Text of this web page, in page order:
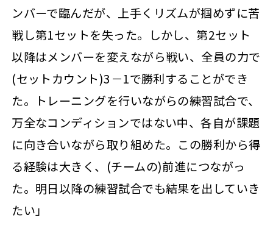
ンバーで臨んだが、上手くリズムが掴めずに苦
戦し第1セットを失った。しかし、第2セット
以降はメンバーを変えながら戦い、全員の力で
(セットカウント)3－1で勝利することができ
た。トレーニングを行いながらの練習試合で、
万全なコンディションではない中、各自が課題
に向き合いながら取り組めた。この勝利から得
る経験は大きく、(チームの)前進につながっ
た。明日以降の練習試合でも結果を出していき
たい」